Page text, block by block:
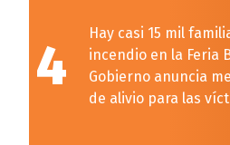
4
Hay casi 15 mil
incendio en la Feria
Gobierno anuncia
de alivio para las